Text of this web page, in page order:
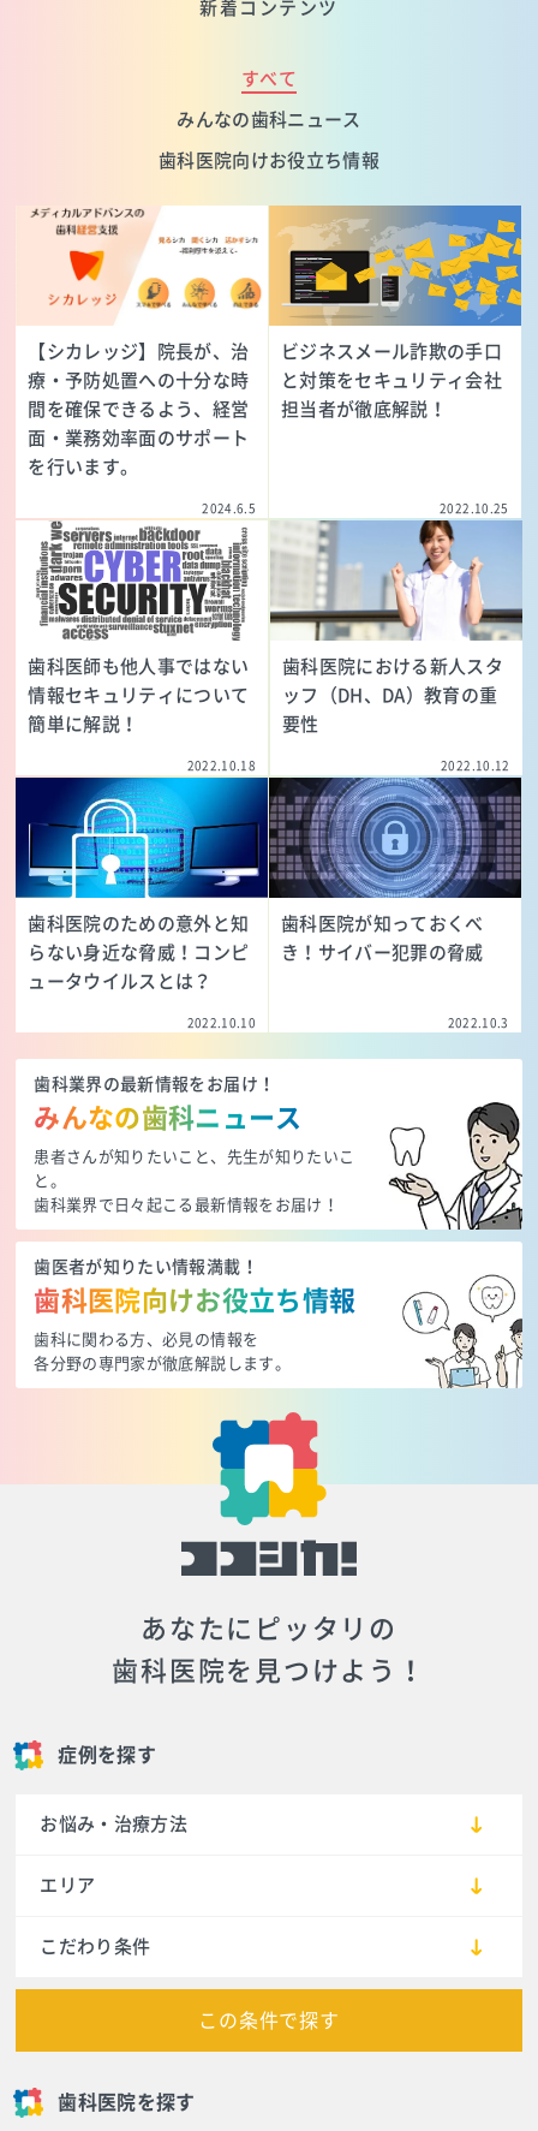
新着コンテンツ
すべて
みんなの歯科ニュース
歯科医院向けお役立ち情報
【シカレッジ】院長が、治
療・予防処置への十分な時
間を確保できるよう、経営
面・業務効率面のサポート
を行います。
2024.6.5
ビジネスメール詐欺の手口
と対策をセキュリティ会社
担当者が徹底解説！
2022.10.25
歯科医師も他人事ではない
情報セキュリティについて
簡単に解説！
2022.10.18
歯科医院における新人スタ
ッフ（DH、DA）教育の重
要性
2022.10.12
歯科医院のための意外と知
らない身近な脅威！コンピ
ュータウイルスとは？
2022.10.10
歯科医院が知っておくべ
き！サイバー犯罪の脅威
2022.10.3
歯科業界の最新情報をお届け！
みんなの歯科ニュース
患者さんが知りたいこと、先生が知りたいこ
と。
歯科業界で日々起こる最新情報をお届け！
歯医者が知りたい情報満載！
歯科医院向けお役立ち情報
歯科に関わる方、必見の情報を
各分野の専門家が徹底解説します。
あなたにピッタリの
歯科医院を見つけよう！
症例を探す
お悩み・治療方法
エリア
こだわり条件
この条件で探す
歯科医院を探す